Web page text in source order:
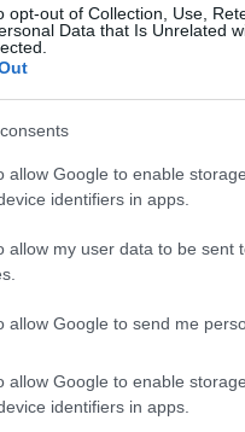
opt-out of Collection, Use,
Data that Is Unrelated
allow Google to enable
identifiers in apps.
allow my user data to be sent
allow Google to send me
allow Google to enable
identifiers in apps.